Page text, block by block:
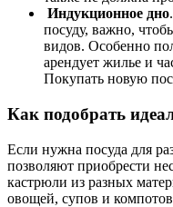
Индукционное дно
посуду, важно,
видов. Особенно
арендует жилье и
Покупать новую
Как подобрать
Если нужна посуда для
позволяют приобрести
кастрюли из разных
овощей, супов и